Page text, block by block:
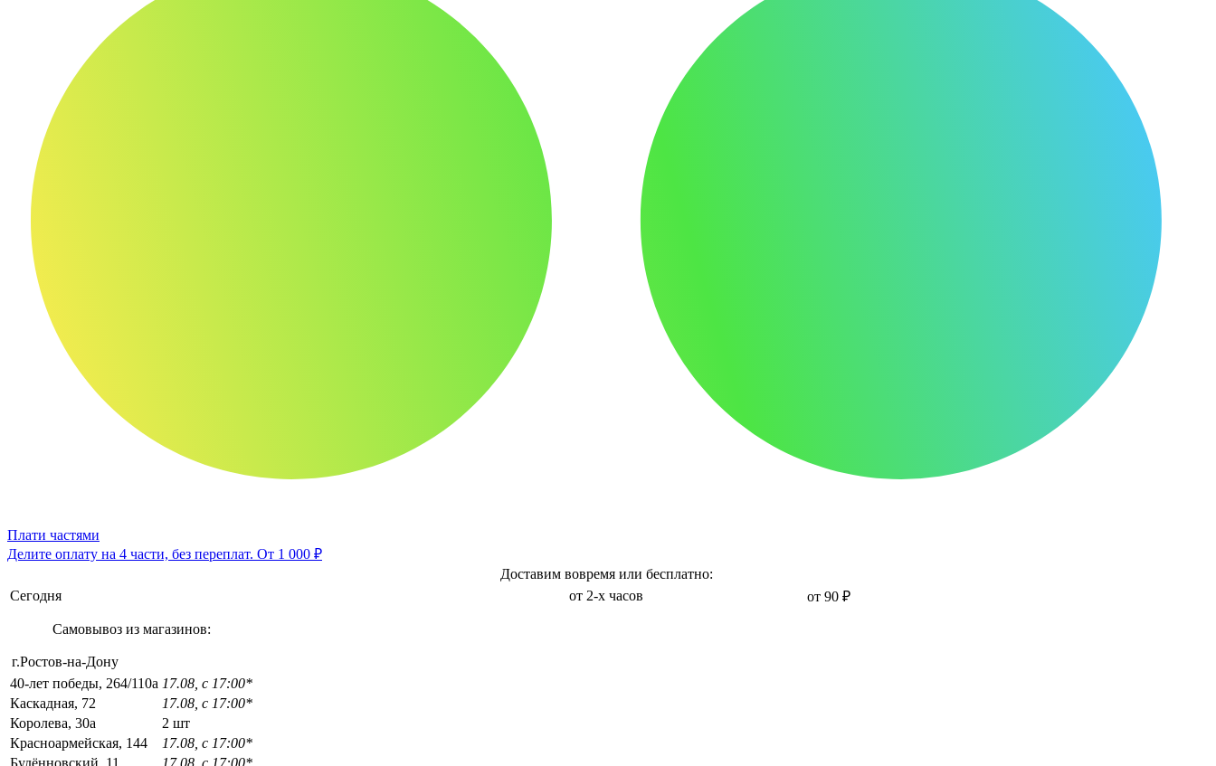
Плати частями
Делите оплату на 4 части, без переплат. От 1 000 ₽
Доставим вовремя или бесплатно:
Сегодня
от 2-х часов от 90 ₽
Самовывоз из магазинов:
г.Ростов-на-Дону
40-лет победы, 264/110а 17.08, с 17:00*
Каскадная, 72
17.08, с 17:00*
Королева, 30а
2 шт
Красноармейская, 144
17.08, с 17:00*
Будённовский, 11
17.08, с 17:00*